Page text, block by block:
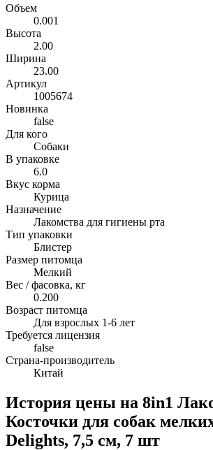
Объем
0.001
Высота
2.00
Ширина
23.00
Артикул
1005674
Новинка
false
Для кого
Собаки
В упаковке
6.0
Вкус корма
Курица
Назначение
Лакомства для гигиены рта
Тип упаковки
Блистер
Размер питомца
Мелкий
Вес / фасовка, кг
0.200
Возраст питомца
Для взрослых 1-6 лет
Требуется лицензия
false
Страна-производитель
Китай
История цены на 8in1
Косточки для собак
Delights, 7,5 см, 7 шт